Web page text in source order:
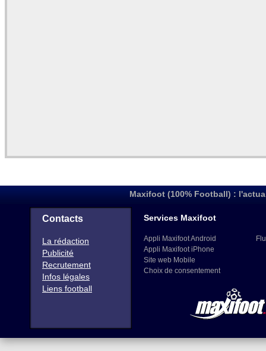
Maxifoot (100% Football) :
Contacts
La rédaction
Publicité
Recrutement
Infos légales
Liens football
Services Maxifoot
Appli Maxifoot Android
Appli Maxifoot iPhone
Site web Mobile
Choix de consentement